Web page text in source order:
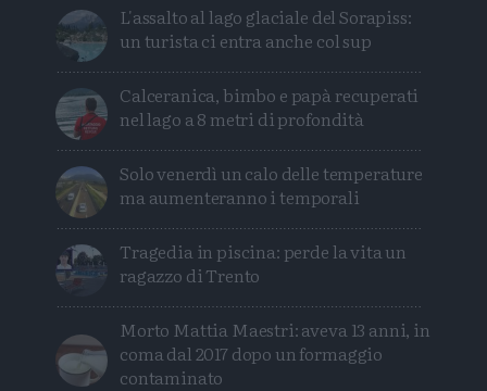
L'assalto al lago glaciale del Sorapiss:
un turista ci entra anche col sup
Calceranica, bimbo e papà recuperati
nel lago a 8 metri di profondità
Solo venerdì un calo delle temperature
ma aumenteranno i temporali
Tragedia in piscina: perde la vita un
ragazzo di Trento
Morto Mattia Maestri: aveva 13 anni, in
coma dal 2017 dopo un formaggio
contaminato